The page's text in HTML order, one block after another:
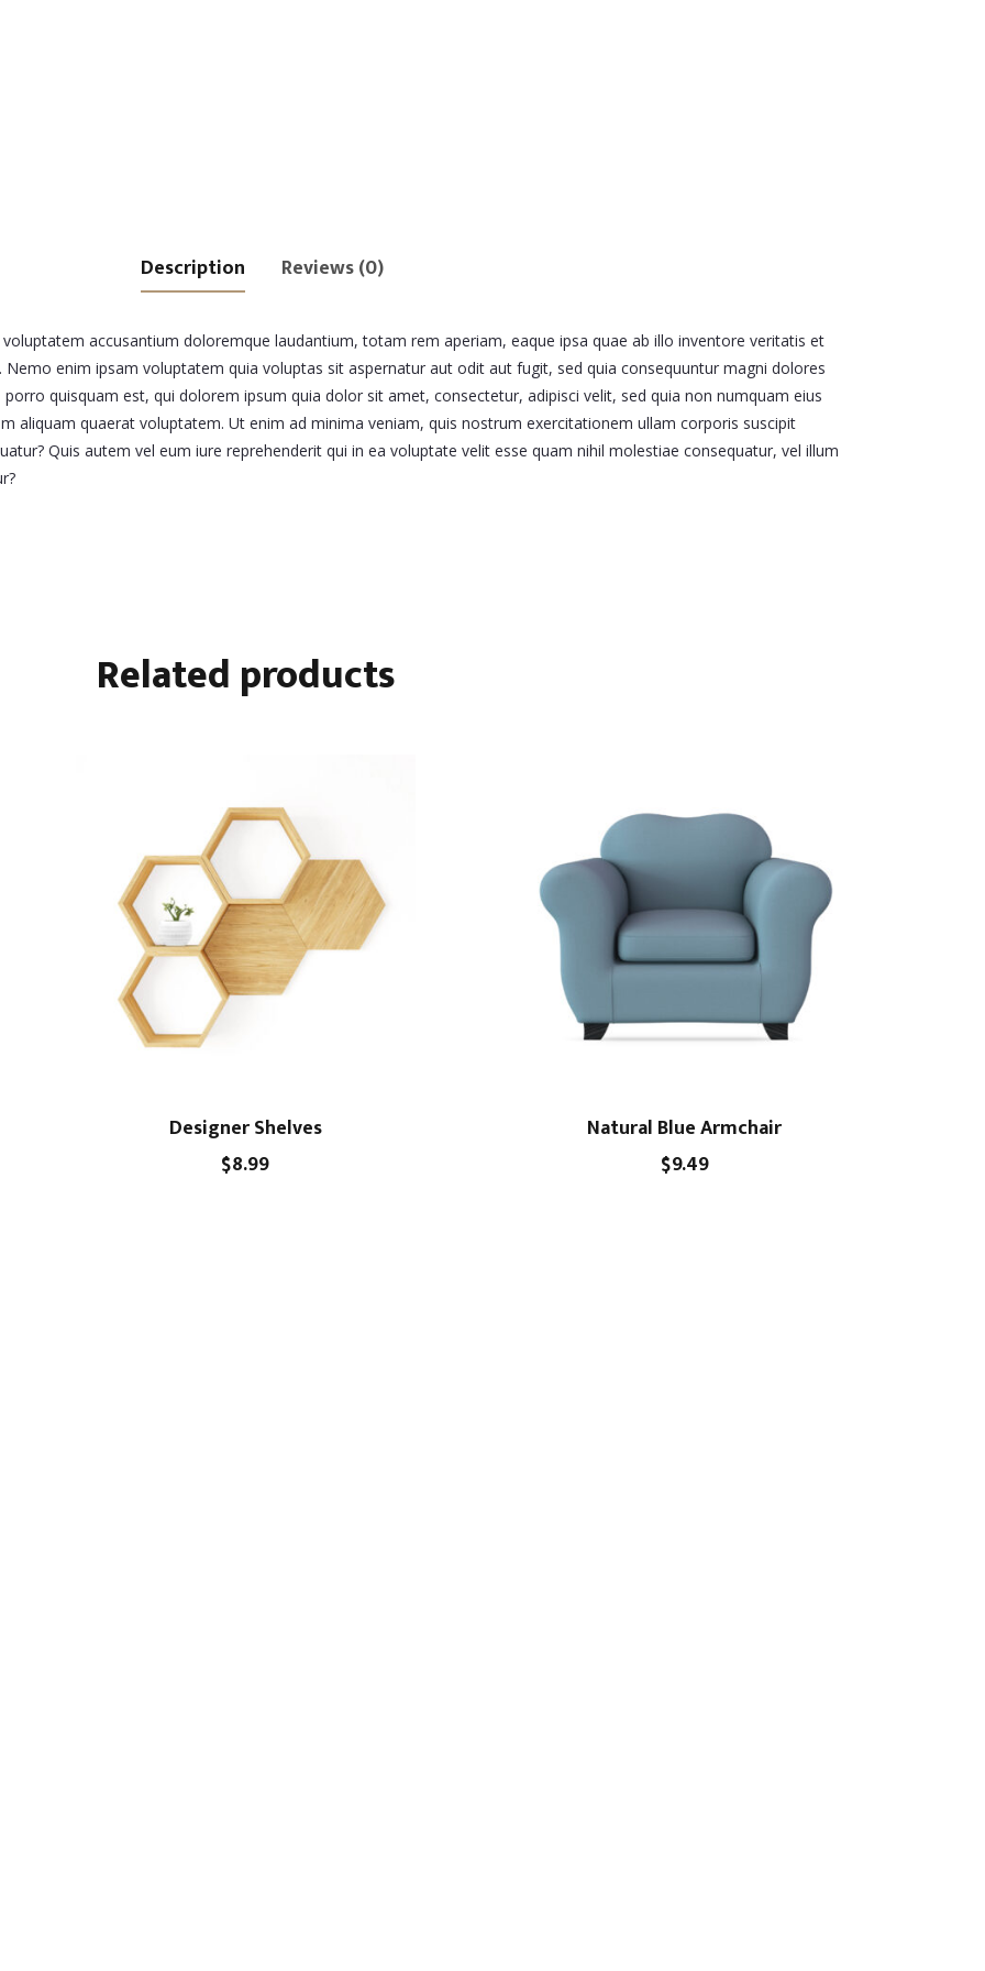
Description Reviews (0)
accusantium doloremque laudantium, totam rem aperiam, eaque ipsa quae ab illo inventore veritatis et
enim ipsam voluptatem quia voluptas sit aspernatur aut odit aut fugit, sed quia consequuntur magni dolores
quisquam est, qui dolorem ipsum quia dolor sit amet, consectetur, adipisci velit, sed quia non numquam eius
aliquam quaerat voluptatem. Ut enim ad minima veniam, quis nostrum exercitationem ullam corporis suscipit
Quis autem vel eum iure reprehenderit qui in ea voluptate velit esse quam nihil molestiae consequatur, vel illum
Related products
Designer Shelves
$8.99
Natural Blue Armchair
$9.49